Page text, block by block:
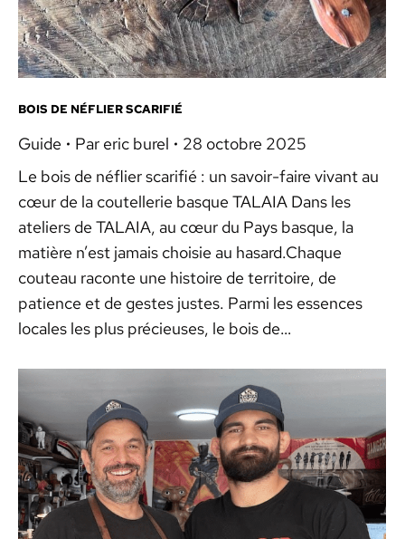
BOIS DE NÉFLIER SCARIFIÉ
Guide Par eric burel
28 octobre 2025
Le bois de néflier scarifié : un savoir-faire vivant au
cœur de la coutellerie basque TALAIA Dans les
ateliers de TALAIA, au cœur du Pays basque, la
matière n’est jamais choisie au hasard.Chaque
couteau raconte une histoire de territoire, de
patience et de gestes justes. Parmi les essences
locales les plus précieuses, le bois de…